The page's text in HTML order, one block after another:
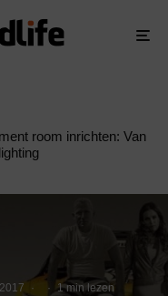
room inrichten: Van
· · 1 min lezen